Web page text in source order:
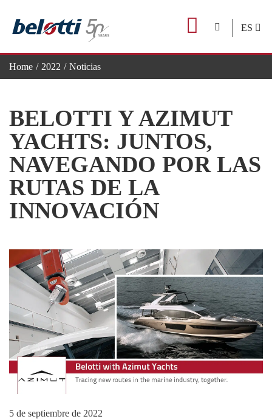
content
ES
Home 2022 Noticias
BELOTTI Y AZIMUT
YACHTS: JUNTOS,
NAVEGANDO POR LAS
RUTAS DE LA
INNOVACIÓN
5 de septiembre de 2022